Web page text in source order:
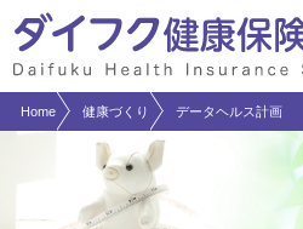
Home 健康づくり データヘルス計画